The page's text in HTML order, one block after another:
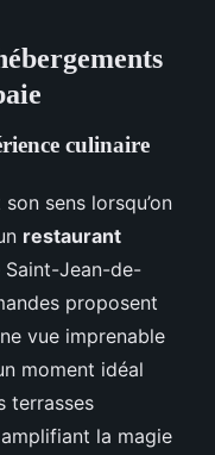
culinaire
sens lorsqu’on
restaurant
Jean-de-
proposent
vue imprenable
moment idéal
terrasses
la magie